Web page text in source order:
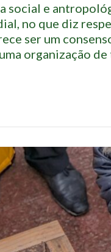
social e
no que diz
ser um
organização